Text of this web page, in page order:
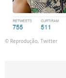
© Reprodução, Twitter